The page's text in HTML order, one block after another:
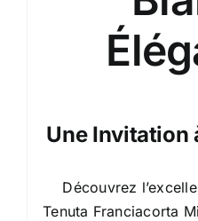
Une Invitation
Découvrez
Tenuta Franciacorta